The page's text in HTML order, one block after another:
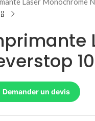
Demander un devis